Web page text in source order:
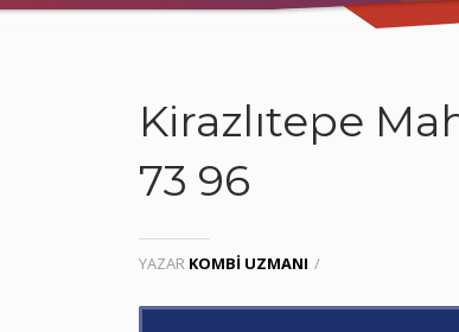
Kirazlıtepe
73 96
YAZAR KOMBI UZMANI /